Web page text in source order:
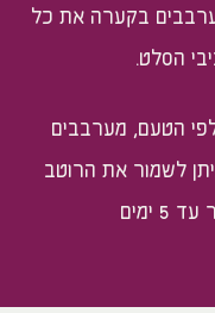
בקערה את כל
הסלט.
הטעם, מערבבים
לשמור את הרוטב
ימים